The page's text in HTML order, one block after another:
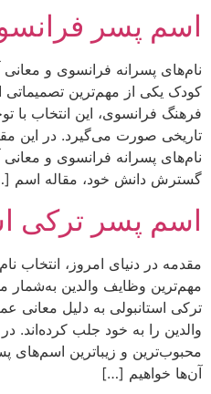
اسم پسر
نام‌های پسرانه فرانسوی و معانی
کودک یکی از مهم‌ترین تصمیماتی
فرهنگ فرانسوی، این انتخاب با
تاریخی صورت می‌گیرد. در این
نام‌های پسرانه فرانسوی و
گسترش دانش خود، مقاله اسم
اسم پسر ترکی
مقدمه در دنیای امروز، انتخاب
مهم‌ترین وظایف والدین به‌شمار
ترکی استانبولی به دلیل معانی
والدین را به خود جلب کرده‌اند.
محبوب‌ترین و زیباترین اسم‌های
آن‌ها خواهیم […]